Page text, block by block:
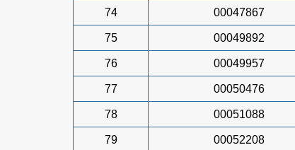
74 00047867
75 00049892
76 00049957
77 00050476
78 00051088
79 00052208